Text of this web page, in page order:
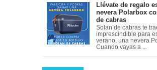
Llévate de regalo
nevera Polarbox
de cabras
Solan de cabras te
imprescindible para
verano, una nevera
Cuando vayas a ...